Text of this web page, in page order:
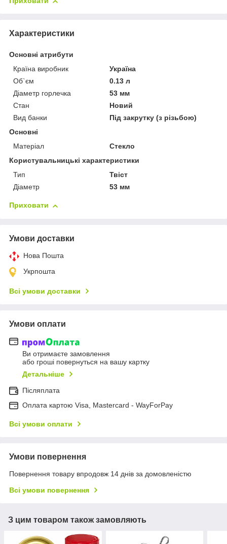
Характеристики
Основні атрибути
Країна виробник
Україна
Об`єм
0.13 л
Діаметр горлечка
53 мм
Стан
Новий
Вид банки
Під закрутку (з різьбою)
Основні
Матеріал
Стекло
Користувальницькі характеристики
Тип
Твіст
Діаметр
53 мм
Приховати
Умови доставки
Нова Пошта
Укрпошта
Всі умови доставки
Умови оплати
Ви отримаєте замовлення
або гроші повернуться на вашу картку
Детальніше
Післяплата
Оплата картою Visa, Mastercard - WayForPay
Всі умови оплати
Умови повернення
Повернення товару впродовж 14 днів за домовленістю
Всі умови повернення
З цим товаром також замовляють